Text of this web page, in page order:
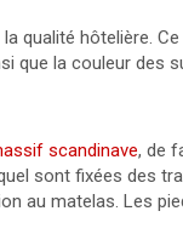
qualité hôtelière.
que la couleur des
scandinave, de
sont fixées des
au matelas. Les